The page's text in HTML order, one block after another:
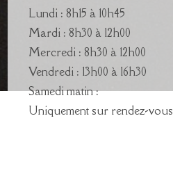
Lundi : 8h15 à 10h45
Mardi : 8h30 à 12h00
Mercredi : 8h30 à 12h00
Vendredi : 13h00 à 16h30
Samedi matin :
Uniquement sur rendez-vous